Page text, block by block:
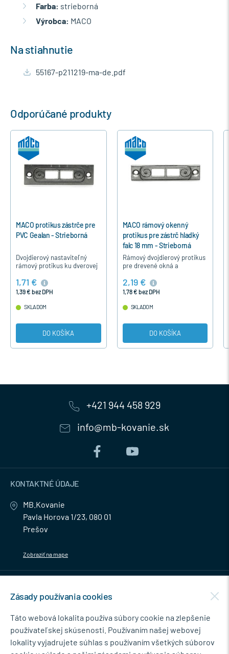
Farba: strieborná
Výrobca: MACO
Na stiahnutie
55167-p211219-ma-de.pdf
Odporúčané produkty
MACO protikus zástrče pre
PVC Gealan - Strieborná
Dvojdierový nastaviteľný
rámový protikus ku dverovej
plastové dvere, okná
vyrobené z profilu Gealan.
1,71 €
1,39 € bez DPH
SKLADOM
DO KOŠÍKA
MACO rámový okenný
protikus pre zástrč hladký
falc 18 mm - Strieborná
Rámový dvojdierový protikus
pre drevené okná a
štulpovú prevodovku vo
vedľajšom krídle
2,19 €
1,78 € bez DPH
SKLADOM
DO KOŠÍKA
+421 944 458 929
info@mb-kovanie.sk
KONTAKTNÉ ÚDAJE
MB.Kovanie
Pavla Horova 1/23, 080 01
Prešov
Zobraziť na mape
NEWSLETTER
Zásady používania cookies
Táto webová lokalita používa súbory cookie na zlepšenie
používateľskej skúsenosti. Používaním našej webovej
lokality vyjadrujete súhlas s používaním všetkých súborov